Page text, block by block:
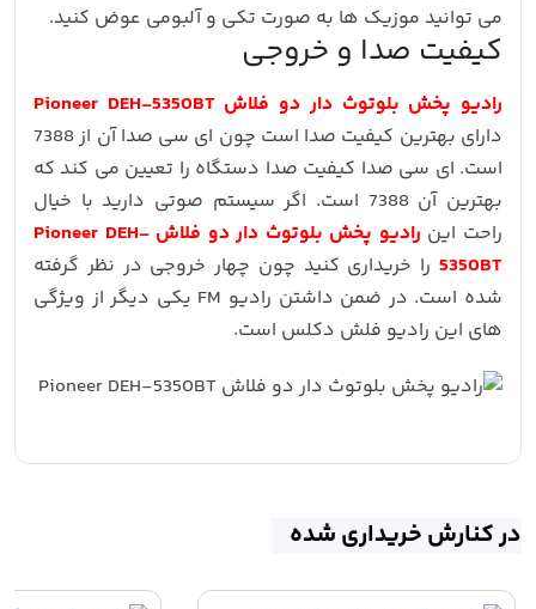
می توانید موزیک ها به صورت تکی و آلبومی عوض کنید.
کیفیت صدا و خروجی
رادیو پخش بلوتوث دار دو فلاش Pioneer DEH-5350BT
دارای بهترین کیفیت صدا است چون ای سی صدا آن از 7388
است. ای سی صدا کیفیت صدا دستگاه را تعیین می کند که
بهترین آن 7388 است. اگر سیستم صوتی دارید با خیال
راحت این
رادیو پخش بلوتوث دار دو فلاش Pioneer DEH-
5350BT را خریداری کنید چون چهار خروجی در نظر گرفته
شده است. در ضمن داشتن رادیو FM یکی دیگر از ویژگی
های این رادیو فلش دکلس است.
در کنارش خریداری شده